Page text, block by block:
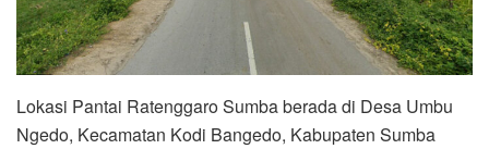
Lokasi Pantai Ratenggaro Sumba berada di Desa Umbu
Ngedo, Kecamatan Kodi Bangedo, Kabupaten Sumba